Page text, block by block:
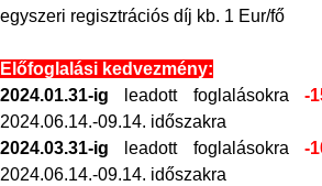
egyszeri regisztrációs díj kb. 1 Eur/fő
Előfoglalási kedvezmény:
2024.01.31-ig leadott foglalásokra-
2024.06.14.-09.14. időszakra
2024.03.31-ig leadott foglalásokra-
2024.06.14.-09.14. időszakra